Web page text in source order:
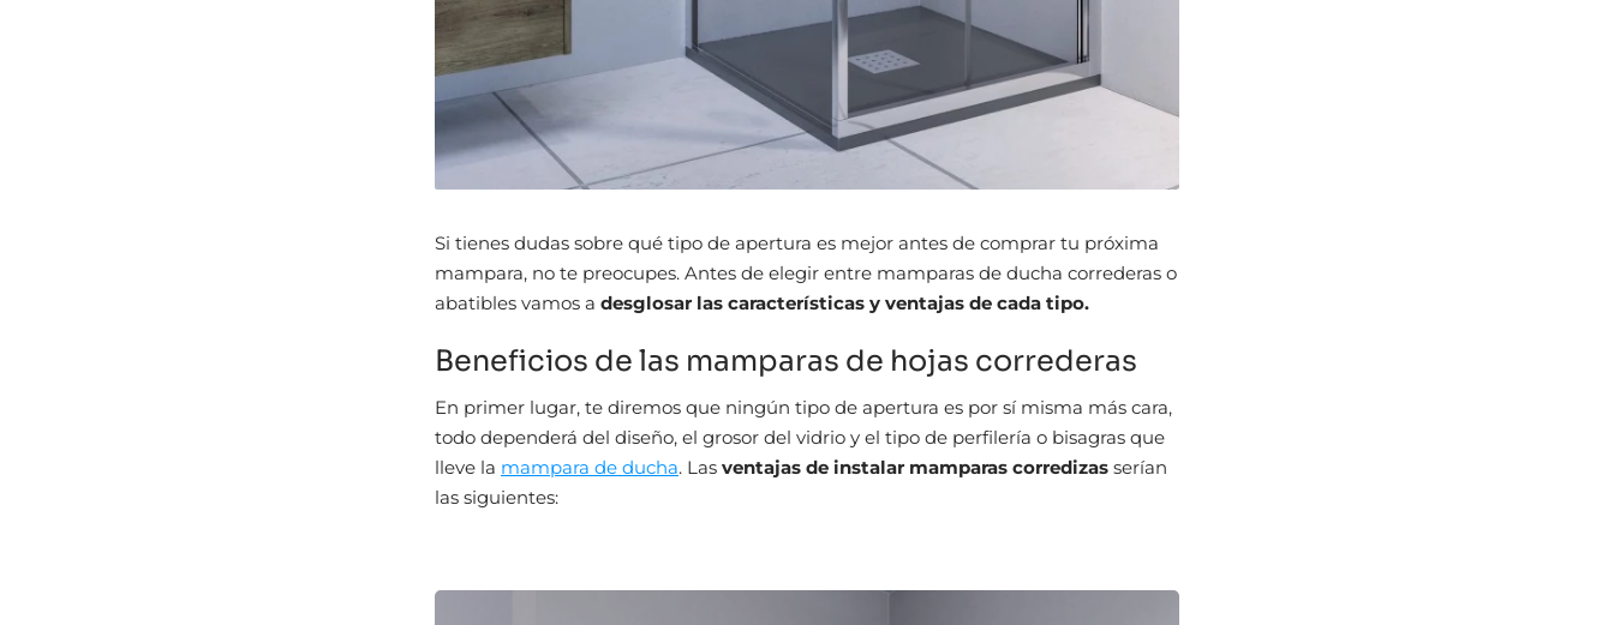
Si tienes dudas sobre qué tipo de apertura es mejor antes de comprar tu próxima
mampara, no te preocupes. Antes de elegir entre mamparas de ducha correderas o
abatibles vamos a desglosar las características y ventajas de cada tipo.
Beneficios de las mamparas de hojas correderas
En primer lugar, te diremos que ningún tipo de apertura es por sí misma más cara,
todo dependerá del diseño, el grosor del vidrio y el tipo de perfilería o bisagras que
lleve la mampara de ducha. Las ventajas de instalar mamparas corredizas serían
las siguientes: